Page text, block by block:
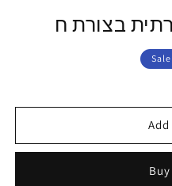
בצורת ח
Sale